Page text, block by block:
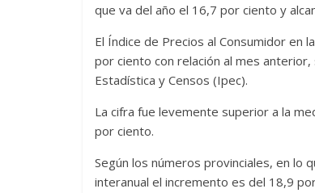
que va del año el 16,7 por ciento y
El Índice de Precios al Consumidor en
por ciento con relación al mes
Estadística y Censos (Ipec).
La cifra fue levemente superior a la
por ciento.
Según los números provinciales, en lo
interanual el incremento es del 18,9